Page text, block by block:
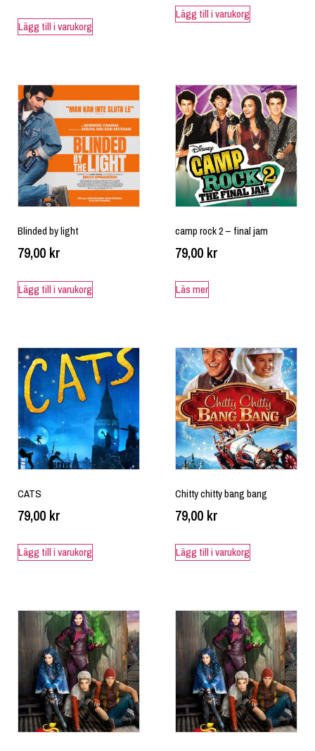
Lägg till i varukorg
Lägg till i varukorg
Blinded by light
79,00 kr
Lägg till i varukorg
camp rock 2 – final jam
79,00 kr
Läs mer
CATS
79,00 kr
Lägg till i varukorg
Chitty chitty bang bang
79,00 kr
Lägg till i varukorg